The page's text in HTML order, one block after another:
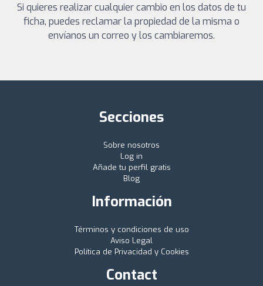
Si quieres realizar cualquier cambio en los datos de tu
ficha, puedes reclamar la propiedad de la misma o
envíanos un correo y los cambiaremos.
Secciones
Sobre nosotros
Log in
Añade tu perfil gratis
Blog
Información
Términos y condiciones de uso
Aviso Legal
Política de Privacidad y Cookies
Contact